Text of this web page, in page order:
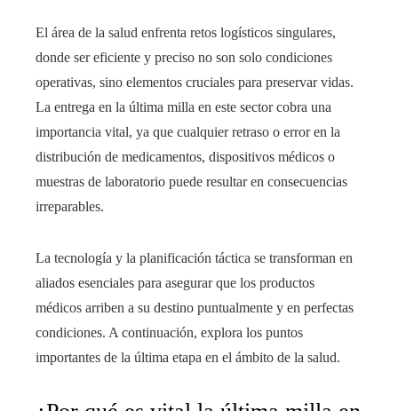
El área de la salud enfrenta retos logísticos singulares,
donde ser eficiente y preciso no son solo condiciones
operativas, sino elementos cruciales para preservar vidas.
La entrega en la última milla en este sector cobra una
importancia vital, ya que cualquier retraso o error en la
distribución de medicamentos, dispositivos médicos o
muestras de laboratorio puede resultar en consecuencias
irreparables.
La tecnología y la planificación táctica se transforman en
aliados esenciales para asegurar que los productos
médicos arriben a su destino puntualmente y en perfectas
condiciones. A continuación, explora los puntos
importantes de la última etapa en el ámbito de la salud.